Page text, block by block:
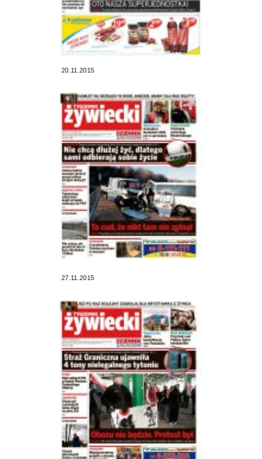
20.11.2015
27.11.2015